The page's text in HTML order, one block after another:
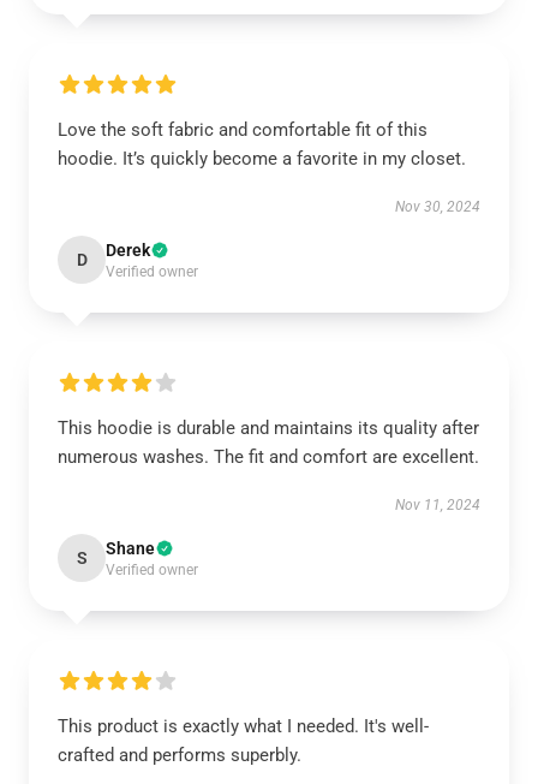
Love the soft fabric and comfortable fit of this
hoodie. It’s quickly become a favorite in my closet.
Nov 30, 2024
D Derek
Verified owner
This hoodie is durable and maintains its quality after
numerous washes. The fit and comfort are excellent.
Nov 11, 2024
S Shane
Verified owner
This product is exactly what I needed. It's well-
crafted and performs superbly.